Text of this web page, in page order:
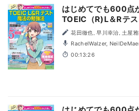
はじめてでも600点
TOEIC（R)L＆Rテ
ラック01-34[Jリサ
花田徹也, 早川幸治, 土屋
NadiaMcKechnie
00:13:26